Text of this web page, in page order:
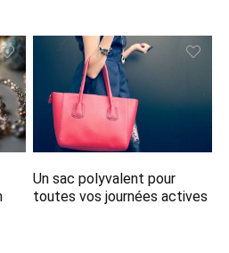
Un sac polyvalent pour
toutes vos journées actives